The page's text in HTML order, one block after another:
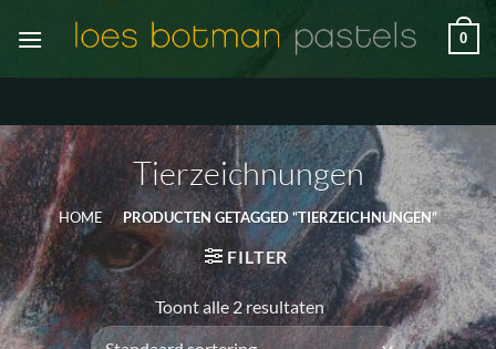
naar
0
Tierzeichnungen
HOME / PRODUCTEN GETAGGED “TIERZEICHNUNGEN”
FILTER
Toont alle 2 resultaten